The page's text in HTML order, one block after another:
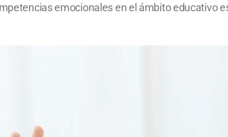
emocionales en el ámbito educativo